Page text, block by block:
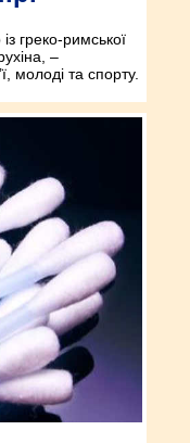
греко-римської
–
молоді та спорту.